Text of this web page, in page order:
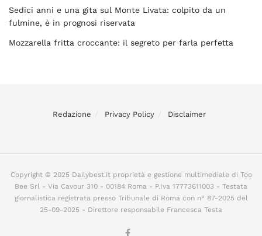
Sedici anni e una gita sul Monte Livata: colpito da un
fulmine, è in prognosi riservata
Mozzarella fritta croccante: il segreto per farla perfetta
Redazione Privacy Policy Disclaimer
Copyright © 2025 Dailybest.it proprietà e gestione multimediale di Too
Bee Srl - Via Cavour 310 - 00184 Roma - P.Iva 17773611003 - Testata
giornalistica registrata presso Tribunale di Roma con n° 87-2025 del
25-09-2025 - Direttore responsabile Francesca Testa